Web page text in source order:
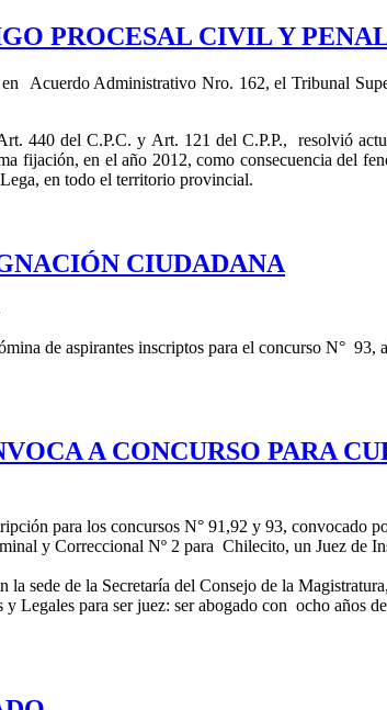
PROCESAL CIVIL Y
Acuerdo Administrativo Nro. 162, el Tribunal
440 del C.P.C. y Art. 121 del C.P.P., resolvió
fijación, en el año 2012, como consecuencia del
en todo el territorio provincial.
CIUDADANA
de aspirantes inscriptos para el concurso N°
A CONCURSO PARA
para los concursos N° 91,92 y 93, convocado
y Correccional Nº 2 para Chilecito, un Juez de
sede de la Secretaría del Consejo de la
para ser juez: ser abogado con ocho años